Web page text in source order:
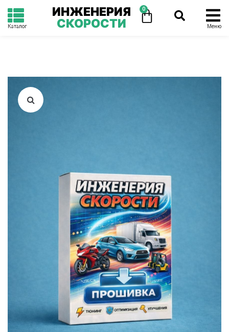
Каталог
ИНЖЕНЕРИЯ
СКОРОСТИ
0
Меню